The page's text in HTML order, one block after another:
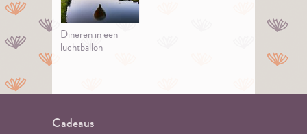
Dineren in een
luchtballon
Cadeaus